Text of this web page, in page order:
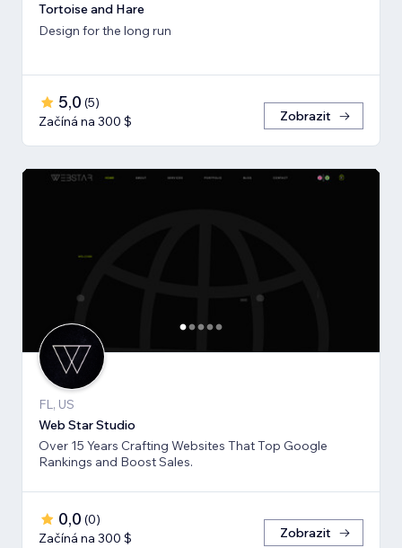
Tortoise and Hare
Design for the long run
5,0 (5)
Začíná na 300 $
Zobrazit
FL, US
Web Star Studio
Over 15 Years Crafting Websites That Top Google
Rankings and Boost Sales.
0,0 (0)
Začíná na 300 $
Zobrazit